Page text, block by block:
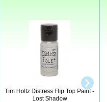
Tim Holtz Distress Flip Top Paint -
Lost Shadow